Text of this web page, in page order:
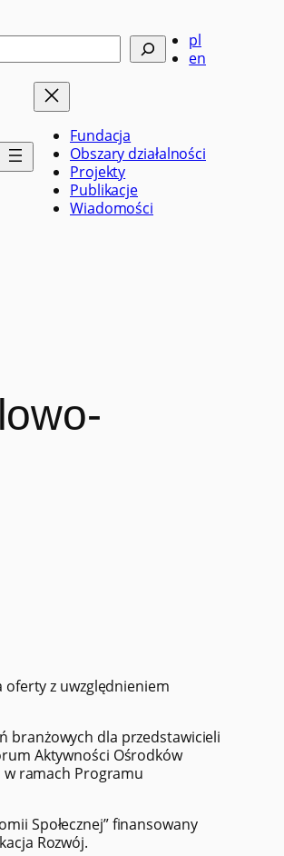
pl
en
Fundacja
Obszary działalności
Projekty
Publikacje
Wiadomości
oferty z uwzględnieniem
branżowych dla przedstawicieli
Aktywności Ośrodków
w ramach Programu
Społecznej” finansowany
Rozwój.